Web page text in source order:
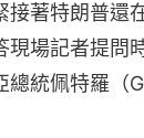
著特朗普還
場記者提問
統佩特羅（